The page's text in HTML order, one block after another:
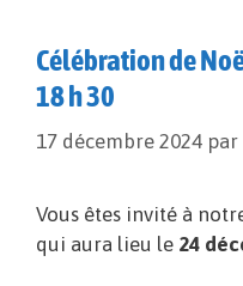
Célébration de
18 h 30
17 décembre 2024 par
Vous êtes invité à
qui aura lieu le 24